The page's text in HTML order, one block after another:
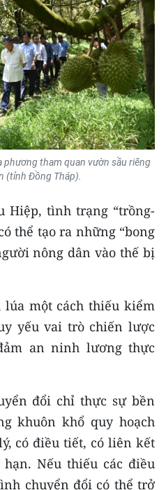
phương tham quan vườn sầu riêng
(tỉnh Đồng Tháp).
Hiệp, tình trạng “trồng-
thể tạo ra những “bong
nông dân vào thế bị
một cách thiếu kiểm
yếu vai trò chiến lược
an ninh lương thực
đổi chỉ thực sự bền
khuôn khổ quy hoạch
có điều tiết, có liên kết
Nếu thiếu các điều
chuyển đổi có thể trở